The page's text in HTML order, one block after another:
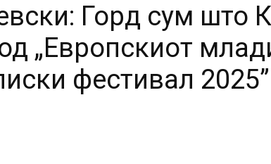
Горд сум што
„Европскиот
фестивал 2025”